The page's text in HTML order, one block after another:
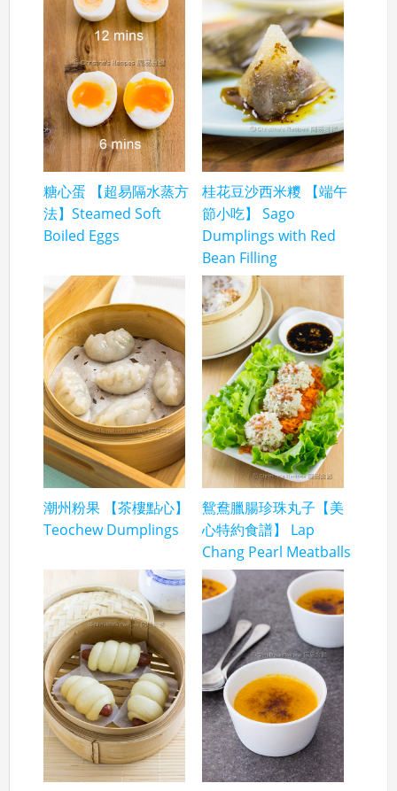
糖心蛋 【超易隔水蒸方
法】Steamed Soft
Boiled Eggs
桂花豆沙西米糭 【端午
節小吃】 Sago
Dumplings with Red
Bean Filling
潮州粉果 【茶樓點心】
Teochew Dumplings
鴛鴦臘腸珍珠丸子【美
心特約食譜】 Lap
Chang Pearl Meatballs